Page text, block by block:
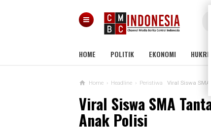
HOME POLITIK EKONOMI HUKRIM
Home › Headline › Peristiwa Viral Siswa
Viral Siswa SMA
Anak Polisi